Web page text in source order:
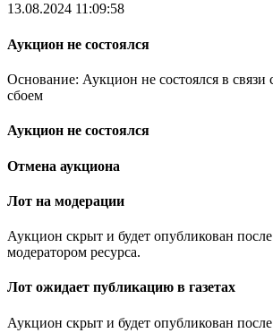
13.08.2024 11:09:58
Аукцион не состоялся
Основание: Аукцион не состоялся в связи
сбоем
Аукцион не состоялся
Отмена аукциона
Лот на модерации
Аукцион скрыт и будет опубликован
модератором ресурса.
Лот ожидает публикацию в газетах
Аукцион скрыт и будет опубликован